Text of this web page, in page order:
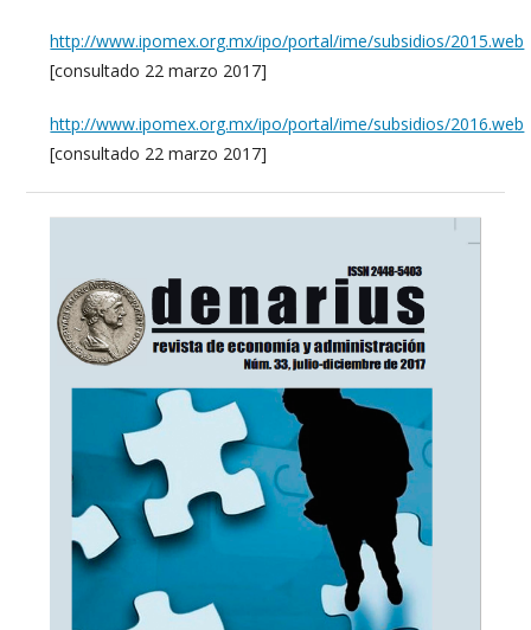
http://www.ipomex.org.mx/ipo/portal/ime/subsidios/2015.web
[consultado 22 marzo 2017]
http://www.ipomex.org.mx/ipo/portal/ime/subsidios/2016.web
[consultado 22 marzo 2017]